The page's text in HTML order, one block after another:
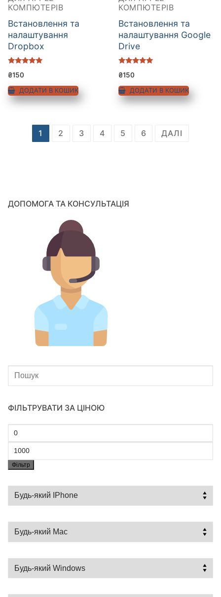
КОМПЮТЕРІВ
Встановлення та
налаштування
Dropbox
5.00
₴150
ДОДАТИ В КОШИК
КОМПЮТЕРІВ
Встановлення та
налаштування Google
Drive
5.00
₴150
ДОДАТИ В КОШИК
1 2 3 4 5 6 ДАЛІ
ДОПОМОГА ТА КОНСУЛЬТАЦІЯ
ФІЛЬТРУВАТИ ЗА ЦІНОЮ
Фільтр